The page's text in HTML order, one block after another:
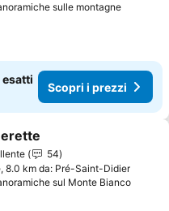
sulle montagne
esatti
Scopri i prezzi
ai preferiti
54
8.0 km da: Pré-Saint-Didier
sul Monte Bianco